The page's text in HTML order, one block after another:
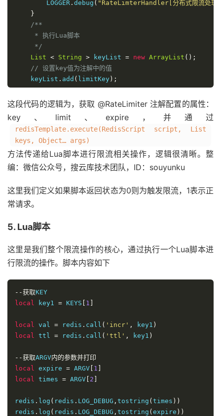
        LOGGER
. debug ( "RateLimterHandler[分布式限流
}
/**
     * 执行Lua脚本
     */
List < String > keyList = new ArrayList ();
// 设置key值为注解中的值
    keyList
. add ( limitKey );
/**
     * 调用脚本并执行
Long
result ( ) redisTemplate.execute
if
(result == 0 )
{
String msg
        LOGGER
.debug( msg);
return
"false";
if ( LOGGER .isDebugEnabled()) {
        LOGGER
}
return
}
这段代码的逻辑为，获取 @RateLimiter 注解配置的属性：
key、limit、expire，并通过
redisTemplate.execute(RedisScript script, List
keys, Object… args)
方法传递给Lua脚本进行限流相关操作，逻辑很清晰。整
编：微信公众号，搜云库技术团队，ID：souyunku
这里我们定义如果脚本返回状态为0则为触发限流，1表示正
常请求。
5. Lua脚本
这里是我们整个限流操作的核心，通过执行一个Lua脚本进
行限流的操作。脚本内容如下
--获取
local key1 = KEYS 1
local val = redis . call ( 'incr' , key1 )
local ttl = redis . call ( 'ttl' , key1 )
--获取ARGV内的参数并打印
local expire = ARGV 1
local times = ARGV 2
redis . log ( redis . LOG_DEBUG , tostring ( times ))
redis . log ( redis . LOG_DEBUG , tostring ( expire ))